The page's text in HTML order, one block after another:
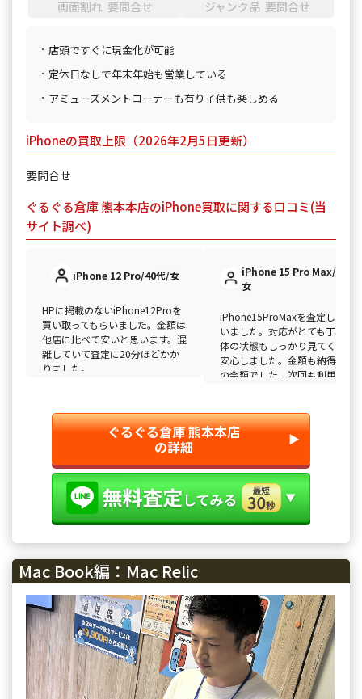
画面割れ 要問合せ
ジャンク品 要問合せ
店頭ですぐに現金化が可能
定休日なしで年末年始も営業している
アミューズメントコーナーも有り子供も楽しめる
iPhoneの買取上限（2026年2月5日更新）
要問合せ
ぐるぐる倉庫 熊本本店のiPhone買取に関する口コミ(当
サイト調べ)
iPhone 12 Pro/40代/女
HPに掲載のないiPhone12Proを
買い取ってもらいました。金額は
他店に比べて安いと思います。混
雑していて査定に20分ほどかか
りました。
iPhone 15 Pro Max/20代/
女
iPhone15ProMaxを査定しても
いました。対応がとても丁寧で
体の状態もしっかり見てくださ
安心しました。金額も納得レベ
の金額でした。次回も利用した
ぐるぐる倉庫 熊本本店
の詳細 ▶︎
Mac Book編：Mac Relic